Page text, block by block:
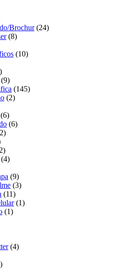
Brochur (24)
(8)
(10)
(9)
(145)
(2)
(6)
(6)
(4)
(9)
(3)
(11)
(1)
(1)
(4)